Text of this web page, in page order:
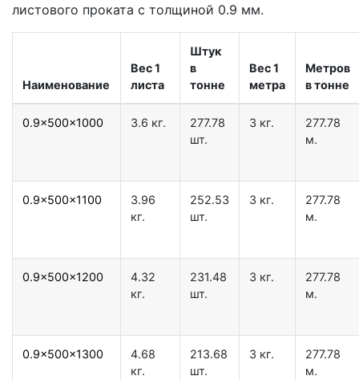
листового проката с толщиной 0.9 мм.
Наименование
Вес 1
листа
Штук
в
тонне
Вес 1
метра
Метров
в тонне
0.9x500x1000 3.6 кг.
277.78
шт.
3 кг.
277.78
м.
0.9x500x1100
3.96
кг.
252.53
шт.
3 кг.
277.78
м.
0.9x500x1200
4.32
кг.
231.48
шт.
3 кг.
277.78
м.
0.9x500x1300
4.68
кг.
213.68
шт.
3 кг.
277.78
м.